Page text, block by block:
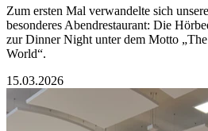
Zum ersten Mal verwandelte sich
besonderes Abendrestaurant: Die
zur Dinner Night unter dem Motto
World“.
15.03.2026